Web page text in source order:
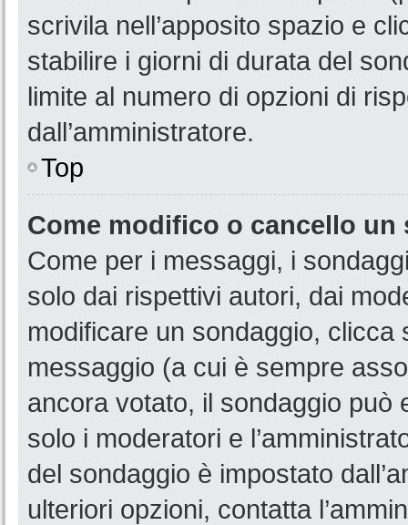
scrivila nell’apposito spazio e
stabilire i giorni di durata del
limite al numero di opzioni di
dall’amministratore.
Top
Come modifico o cancello un
Come per i messaggi, i
solo dai rispettivi autori, dai
modificare un sondaggio,
messaggio (a cui è sempre
ancora votato, il sondaggio può
solo i moderatori e
del sondaggio è impostato
ulteriori opzioni, contatta